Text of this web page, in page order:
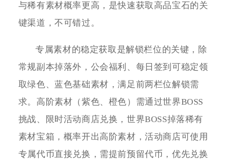
与稀有素材概率更高，是快速获取高品宝石的关
键渠道，不可错过。
专属素材的稳定获取是解锁栏位的关键，除
常规副本掉落外，公会福利、每日签到可稳定领
取绿色、蓝色基础素材，满足前两栏位解锁需
求。高阶素材（紫色、橙色）需通过世界BOSS
挑战、限时活动商店兑换，世界BOSS掉落稀有
素材宝箱，概率开出高阶素材，活动商店可使用
专属代币直接兑换，需提前预留代币，优先兑换